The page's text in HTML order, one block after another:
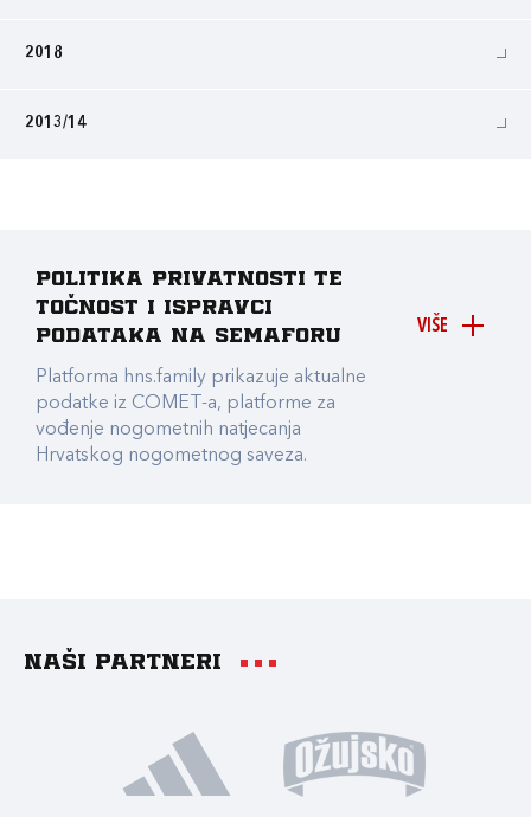
2018
2013/14
VIŠE
Politika privatnosti te
točnost i ispravci
podataka na Semaforu
Platforma hns.family prikazuje aktualne
podatke iz COMET-a, platforme za
vođenje nogometnih natjecanja
Hrvatskog nogometnog saveza.
Naši partneri